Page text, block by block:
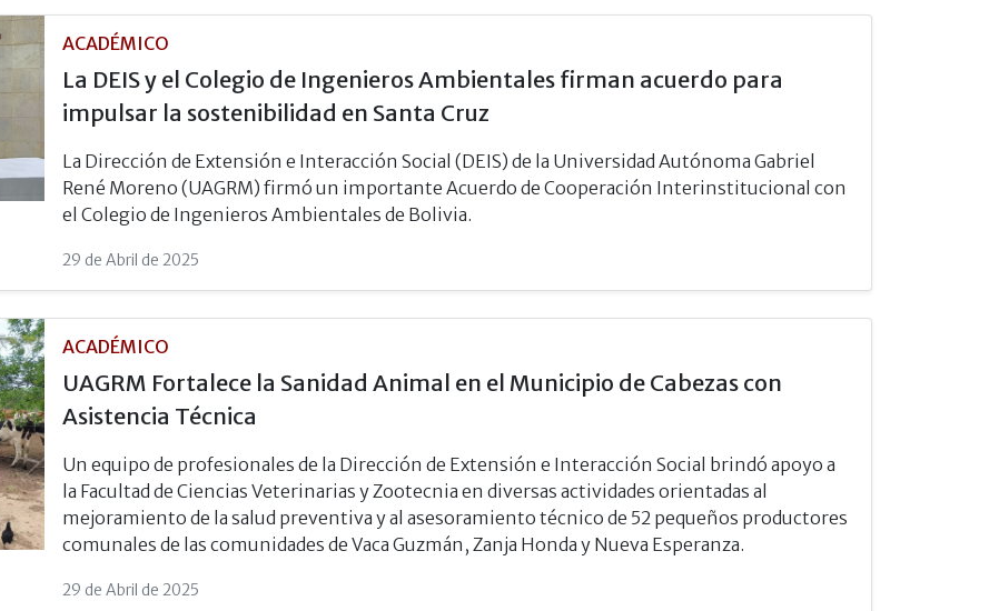
ACADÉMICO
La DEIS y el Colegio de Ingenieros Ambientales firman acuerdo para
impulsar la sostenibilidad en Santa Cruz
La Dirección de Extensión e Interacción Social (DEIS) de la Universidad Autónoma Gabriel
René Moreno (UAGRM) firmó un importante Acuerdo de Cooperación Interinstitucional con
el Colegio de Ingenieros Ambientales de Bolivia.
29 de Abril de 2025
ACADÉMICO
UAGRM Fortalece la Sanidad Animal en el Municipio de Cabezas con
Asistencia Técnica
Un equipo de profesionales de la Dirección de Extensión e Interacción Social brindó apoyo a
la Facultad de Ciencias Veterinarias y Zootecnia en diversas actividades orientadas al
mejoramiento de la salud preventiva y al asesoramiento técnico de 52 pequeños productores
comunales de las comunidades de Vaca Guzmán, Zanja Honda y Nueva Esperanza.
29 de Abril de 2025